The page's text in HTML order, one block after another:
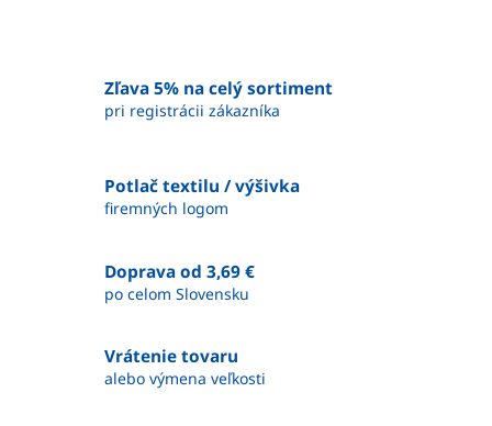
Zľava 5% na celý sortiment
pri registrácii zákazníka
Potlač textilu / výšivka
firemných logom
Doprava od 3,69 €
po celom Slovensku
Vrátenie tovaru
alebo výmena veľkosti